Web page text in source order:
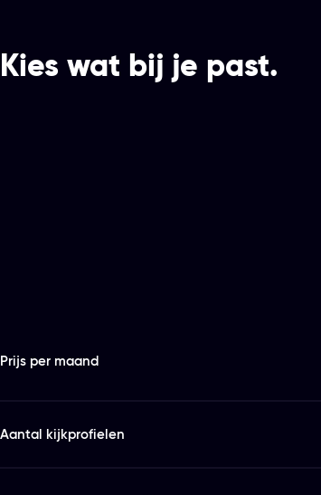
Kies wat bij je past.
Prijs per maand
Aantal kijkprofielen